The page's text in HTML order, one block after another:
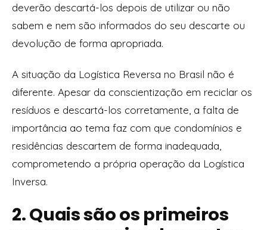
deverão descartá-los depois de utilizar ou não
sabem e nem são informados do seu descarte ou
devolução de forma apropriada.
A situação da Logística Reversa no Brasil não é
diferente. Apesar da conscientização em reciclar os
resíduos e descartá-los corretamente, a falta de
importância ao tema faz com que condomínios e
residências descartem de forma inadequada,
comprometendo a própria operação da Logística
Inversa.
2. Quais são os primeiros